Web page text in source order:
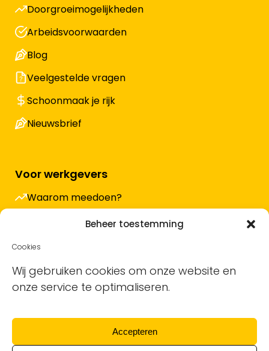
Beheer toestemming
Cookies
Wij gebruiken cookies om onze website en
onze service te optimaliseren.
Accepteren
Doorgroeimogelijkheden
Arbeidsvoorwaarden
Blog
Veelgestelde vragen
Schoonmaak je rijk
Nieuwsbrief
Voor werkgevers
Waarom meedoen?
Hoe werkt het en wat kost het?
Vacature plaatsen
Sollicitanten ontvangen
Blog